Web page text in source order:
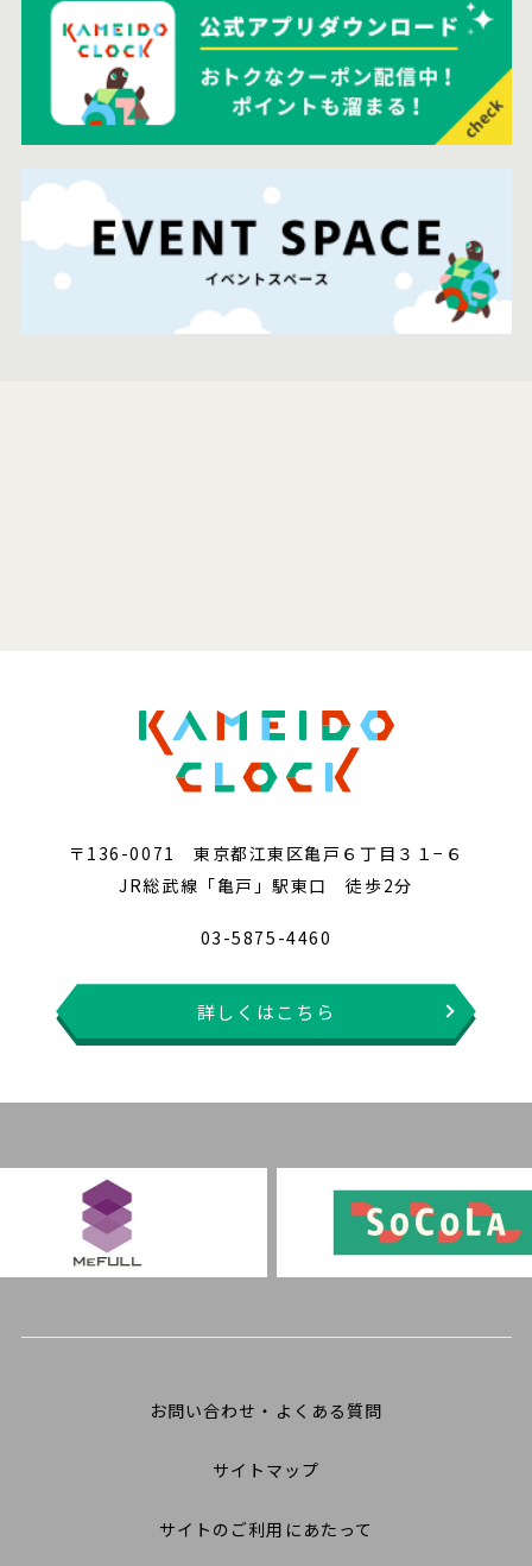
〒136-0071 東京都江東区亀戸６丁目３１−６
JR総武線「亀戸」駅東口 徒歩2分
03-5875-4460
詳しくはこちら
お問い合わせ・よくある質問
サイトマップ
サイトのご利用にあたって